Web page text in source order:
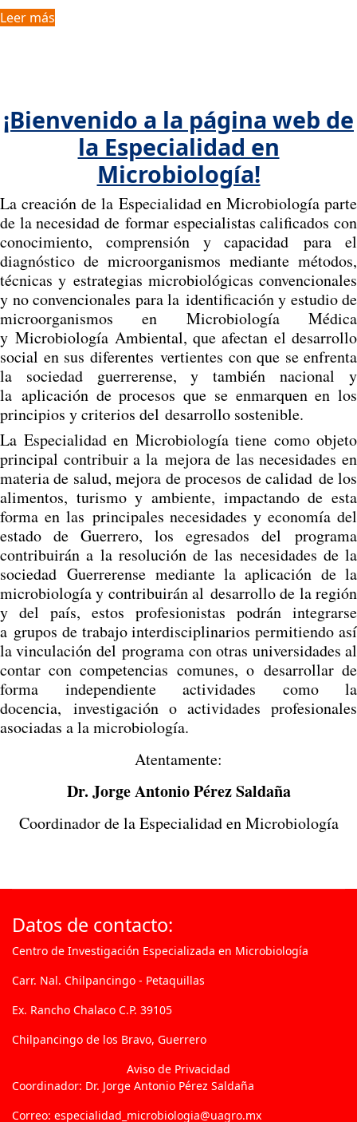
Leer más
¡Bienvenido a la página web de
la Especialidad en
Microbiología!
La creación de la Especialidad en Microbiología parte
de la necesidad de formar especialistas calificados con
conocimiento, comprensión y capacidad para el
diagnóstico de microorganismos mediante métodos,
técnicas y estrategias microbiológicas convencionales
y no convencionales para la identificación y estudio de
microorganismos en Microbiología Médica
y Microbiología Ambiental, que afectan el desarrollo
social en sus diferentes vertientes con que se enfrenta
la sociedad guerrerense, y también nacional y
la aplicación de procesos que se enmarquen en los
principios y criterios del desarrollo sostenible.
La Especialidad en Microbiología tiene como objeto
principal contribuir a la mejora de las necesidades en
materia de salud, mejora de procesos de calidad de los
alimentos, turismo y ambiente, impactando de esta
forma en las principales necesidades y economía del
estado de Guerrero, los egresados del programa
contribuirán a la resolución de las necesidades de la
sociedad Guerrerense mediante la aplicación de la
microbiología y contribuirán al desarrollo de la región
y del país, estos profesionistas podrán integrarse
a grupos de trabajo interdisciplinarios permitiendo así
la vinculación del programa con otras universidades al
contar con competencias comunes, o desarrollar de
forma independiente actividades como la
docencia, investigación o actividades profesionales
asociadas a la microbiología.
Atentamente:
Dr. Jorge Antonio Pérez Saldaña
Coordinador de la Especialidad en Microbiología
Datos de contacto:
Centro de Investigación Especializada en Microbiología
Carr. Nal. Chilpancingo - Petaquillas
Ex. Rancho Chalaco C.P. 39105
Chilpancingo de los Bravo, Guerrero
Aviso de Privacidad
Coordinador: Dr. Jorge Antonio Pérez Saldaña
Correo: especialidad_microbiologia@uagro.mx